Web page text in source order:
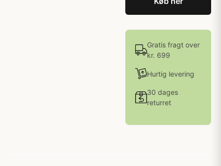
Gratis fragt over
kr. 699
Hurtig levering
30 dages
returret